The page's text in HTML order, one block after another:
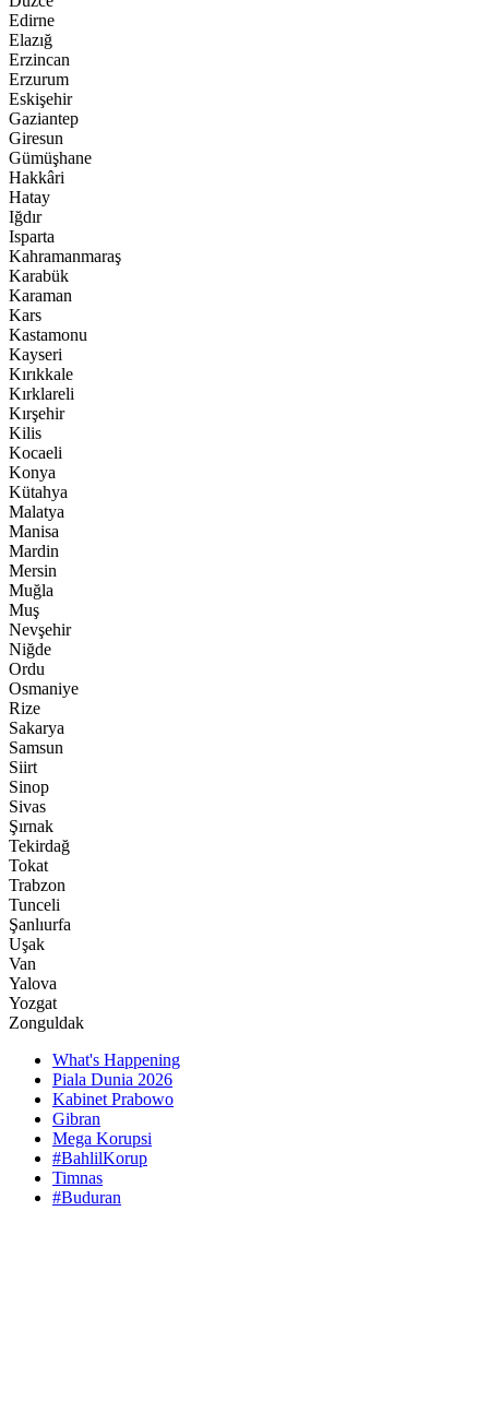
Edirne
Elazığ
Erzincan
Erzurum
Eskişehir
Gaziantep
Giresun
Gümüşhane
Hakkâri
Hatay
Iğdır
Isparta
Kahramanmaraş
Karabük
Karaman
Kars
Kastamonu
Kayseri
Kırıkkale
Kırklareli
Kırşehir
Kilis
Kocaeli
Konya
Kütahya
Malatya
Manisa
Mardin
Mersin
Muğla
Muş
Nevşehir
Niğde
Ordu
Osmaniye
Rize
Sakarya
Samsun
Siirt
Sinop
Sivas
Şırnak
Tekirdağ
Tokat
Trabzon
Tunceli
Şanlıurfa
Uşak
Van
Yalova
Yozgat
Zonguldak
What's Happening
Piala Dunia 2026
Kabinet Prabowo
Gibran
Mega Korupsi
#BahlilKorup
Timnas
#Buduran